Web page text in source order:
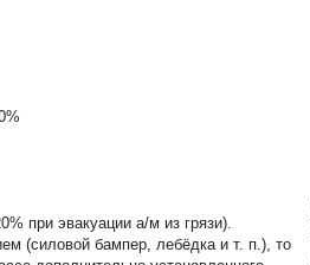
при эвакуации а/м из грязи).
(силовой бампер, лебёдка и т. п.), то